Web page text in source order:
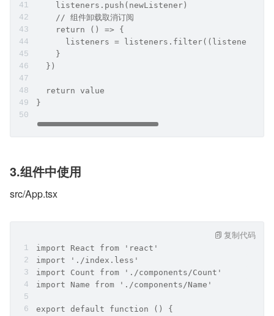
    listeners.push(newListener)
    // 组件卸载取消订阅
    return () => {
listeners = listeners.filter((listener)
    }
  })
  return value
}
3.组件中使用
src/App.tsx
import React from 'react'
import './index.less'
import Count from './components/Count'
import Name from './components/Name'
export default function () {
复制代码